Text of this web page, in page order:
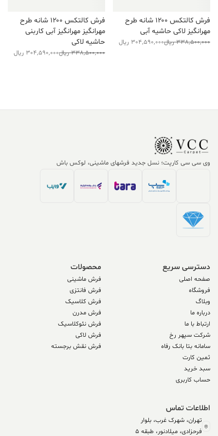
فرش کالتکس ۱۲۰۰ شانه طرح
مهرانگیز لاکی حاشیه آبی
338,500,000 ریال
قیمت
304,590,000 ریال
قیمت
فرش کالتکس ۱۲۰۰ شانه طرح
مهرانگیز مهرانگیز آبی کاربنی
حاشیه لاکی
338,500,000 ریال
قیمت
304,590,000 ریال
قیمت
وی سی سی کارپت؛ نسل جدید فرشهای ماشینی، لوکس باش
دسترسی سریع
صفحه اصلی
فروشگاه
وبلاگ
درباره ما
ارتباط با ما
شرکت سپهر رخ
سامانه بتا بانک رفاه
ثمین کارت
سبد خرید
حساب کاربری
محصولات
فرش ماشینی
فرش فانتزی
فرش کلاسیک
فرش مدرن
فرش نئوکلاسیک
فرش لاکی
فرش نقش برجسته
اطلاعات تماس
تهران، شهرک غرب، بلوار
فرحزادی، میلادنور، طبقه 5